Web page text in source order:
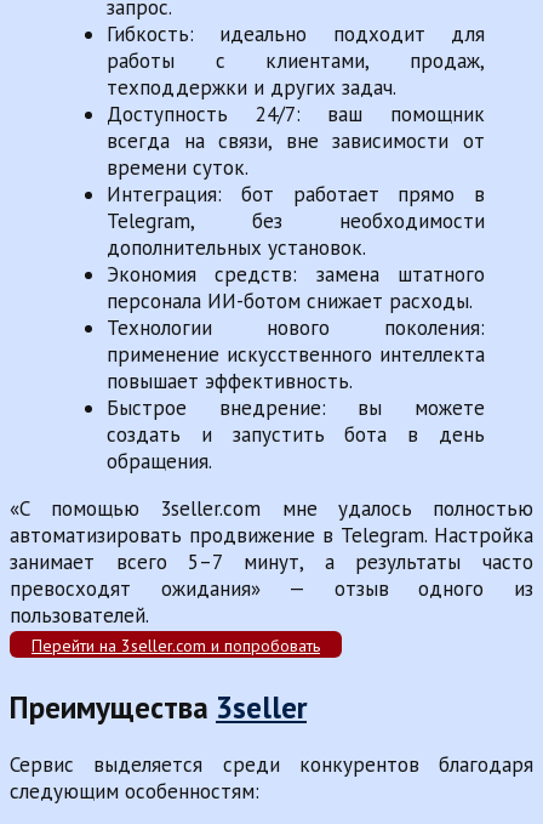
запрос.
Гибкость: идеально подходит для
работы с клиентами, продаж,
техподдержки и других задач.
Доступность 24/7: ваш помощник
всегда на связи, вне зависимости от
времени суток.
Интеграция: бот работает прямо в
Telegram, без необходимости
дополнительных установок.
Экономия средств: замена штатного
персонала ИИ-ботом снижает расходы.
Технологии нового поколения:
применение искусственного интеллекта
повышает эффективность.
Быстрое внедрение: вы можете
создать и запустить бота в день
обращения.
«С помощью 3seller.com мне удалось полностью
автоматизировать продвижение в Telegram. Настройка
занимает всего 5–7 минут, а результаты часто
превосходят ожидания» — отзыв одного из
пользователей.
Перейти на 3seller.com и попробовать
Преимущества 3seller
Сервис выделяется среди конкурентов благодаря
следующим особенностям: